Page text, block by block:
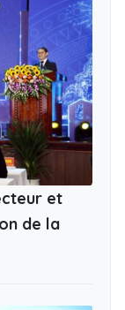
et
de la